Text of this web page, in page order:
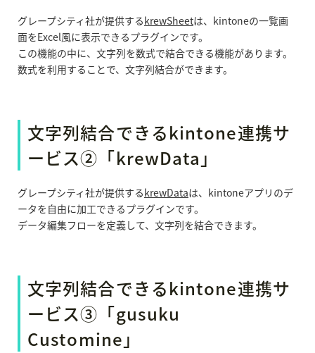
グレープシティ社が提供するkrewSheetは、kintoneの一覧画
面をExcel風に表示できるプラグインです。
この機能の中に、文字列を数式で結合できる機能があります。
数式を利用することで、文字列結合ができます。
文字列結合できるkintone連携サ
ービス②「krewData」
グレープシティ社が提供するkrewDataは、kintoneアプリのデ
ータを自由に加工できるプラグインです。
データ編集フローを定義して、文字列を結合できます。
文字列結合できるkintone連携サ
ービス③「gusuku
Customine」